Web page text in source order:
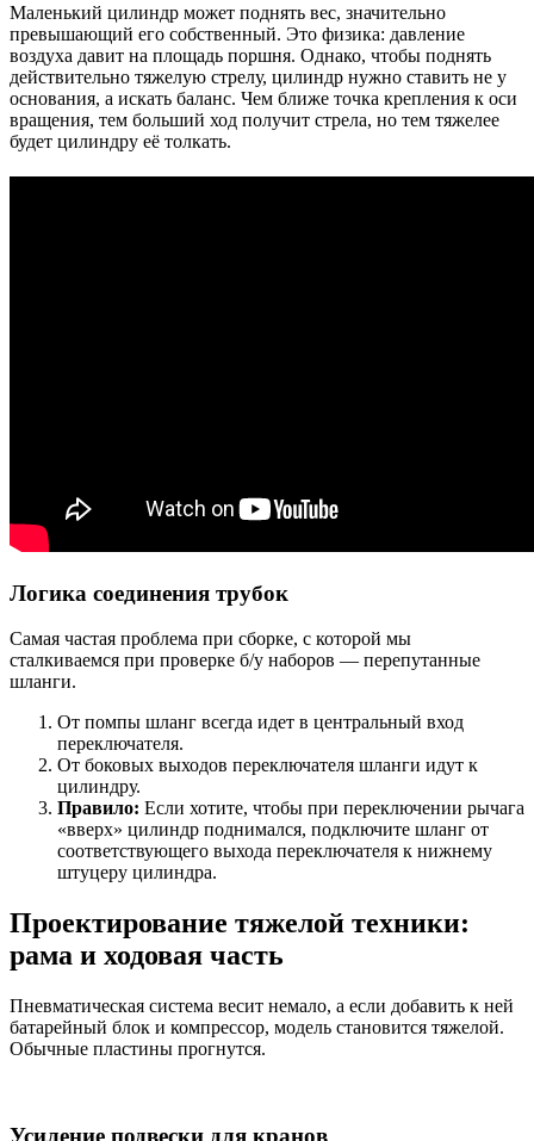
Маленький цилиндр может поднять вес, значительно
превышающий его собственный. Это физика: давление
воздуха давит на площадь поршня. Однако, чтобы поднять
действительно тяжелую стрелу, цилиндр нужно ставить не у
основания, а искать баланс. Чем ближе точка крепления к оси
вращения, тем больший ход получит стрела, но тем тяжелее
будет цилиндру её толкать.
Логика соединения трубок
Самая частая проблема при сборке, с которой мы
сталкиваемся при проверке б/у наборов — перепутанные
шланги.
От помпы шланг всегда идет в центральный вход
переключателя.
От боковых выходов переключателя шланги идут к
цилиндру.
Правило: Если хотите, чтобы при переключении рычага
«вверх» цилиндр поднимался, подключите шланг от
соответствующего выхода переключателя к нижнему
штуцеру цилиндра.
Проектирование тяжелой техники:
рама и ходовая часть
Пневматическая система весит немало, а если добавить к ней
батарейный блок и компрессор, модель становится тяжелой.
Обычные пластины прогнутся.
Усиление подвески для кранов